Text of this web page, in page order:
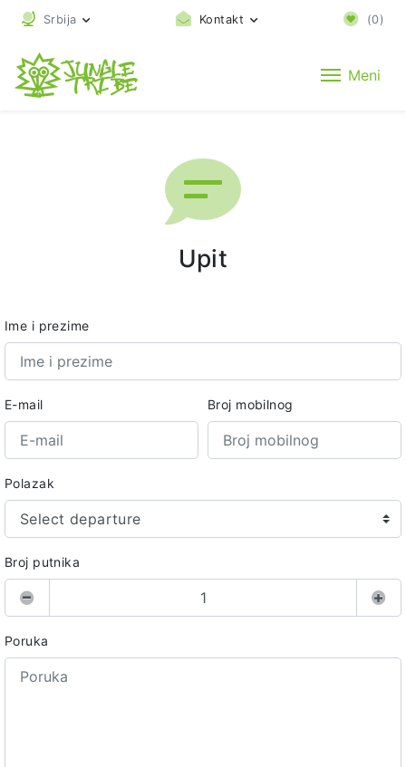
Srbija Kontakt (0)
Meni
Upit
Ime i prezime
E-mail Broj mobilnog
Polazak
Select departure
Broj putnika
Poruka